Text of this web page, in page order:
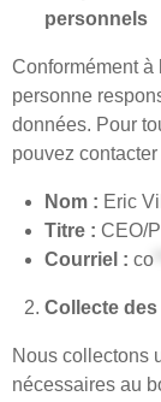
personnels
Conformément à
personne
données. Pour
pouvez contacter
Nom : Eric
Titre : CEO/
Courriel : co
Collecte
Nous collectons
nécessaires au